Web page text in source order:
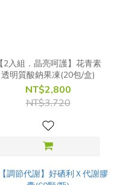
【2入組．晶亮呵護】花青素
透明質酸鈉果凍(20包/盒)
NT$2,800
NT$3,720